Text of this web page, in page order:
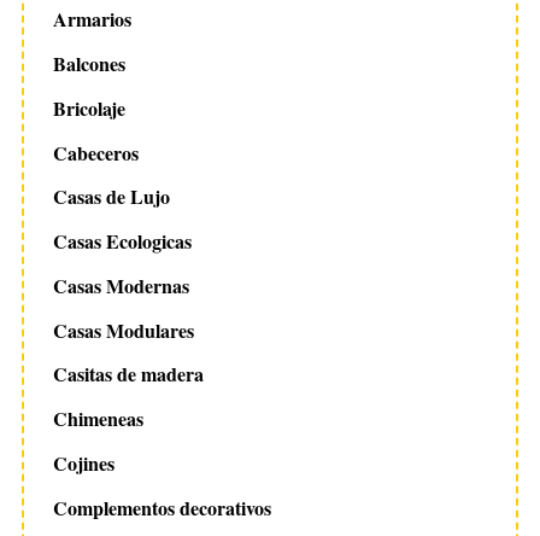
Armarios
Balcones
Bricolaje
Cabeceros
Casas de Lujo
Casas Ecologicas
Casas Modernas
Casas Modulares
Casitas de madera
Chimeneas
Cojines
Complementos decorativos